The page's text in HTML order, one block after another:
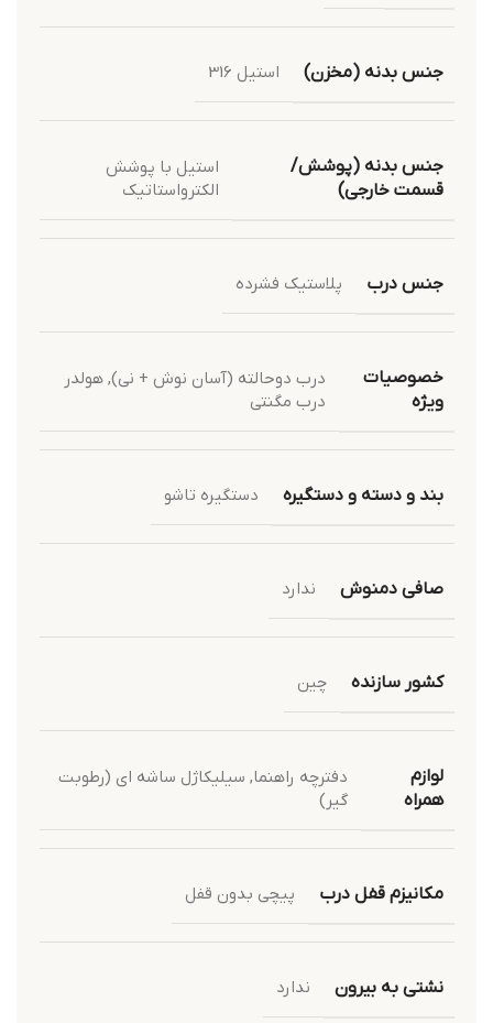
جنس بدنه (مخزن) استیل 316
جنس بدنه (پوشش/
قسمت خارجی)
استیل با پوشش
الکترواستاتیک
جنس درب پلاستیک فشرده
خصوصیات
ویژه
درب دوحالته (آسان نوش + نی),هولدر
درب مگنتی
بند و دسته و دستگیره دستگیره تاشو
صافی دمنوش ندارد
کشور سازنده چین
لوازم
همراه
دفترچه راهنما, سیلیکاژل ساشه ای (رطوبت
گیر)
مکانیزم قفل درب پیچی بدون قفل
نشتی به بیرون ندارد